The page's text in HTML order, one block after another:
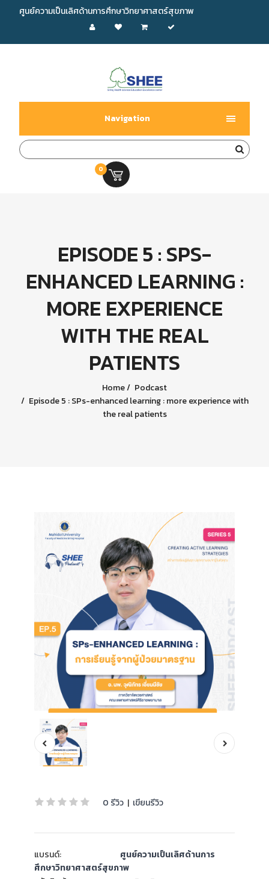
ศูนย์ความเป็นเลิศด้านการศึกษาวิทยาศาสตร์สุขภาพ
Navigation
0
EPISODE 5 : SPS-
ENHANCED LEARNING :
MORE EXPERIENCE
WITH THE REAL
PATIENTS
Home
Podcast
Episode 5 : SPs-enhanced learning : more experience with
the real patients
0 รีวิว | เขียนรีวิว
แบรนด์:
ศูนย์ความเป็นเลิศด้านการ
ศึกษาวิทยาศาสตร์สุขภาพ